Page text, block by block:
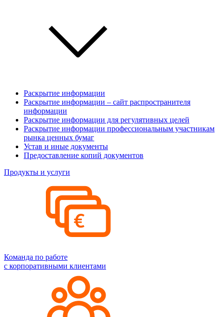
Раскрытие информации
Раскрытие информации – сайт распространителя
информации
Раскрытие информации для регулятивных целей
Раскрытие информации профессиональным участникам
рынка ценных бумаг
Устав и иные документы
Предоставление копий документов
Продукты и услуги
Команда по работе
с корпоративными клиентами